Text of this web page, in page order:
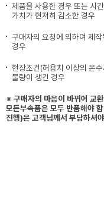
제품을 사용한 경우 또는 시
가치가 현저히 감소한 경우
구매자의 요청에 의하여 제
경우
현장조건(허용치 이상의 온
불량이 생긴 경우
※ 구매자의 마음이 바뀌어 교
모든부속품은 모두 반품해야
진행)은 고객님께서 부담하셔